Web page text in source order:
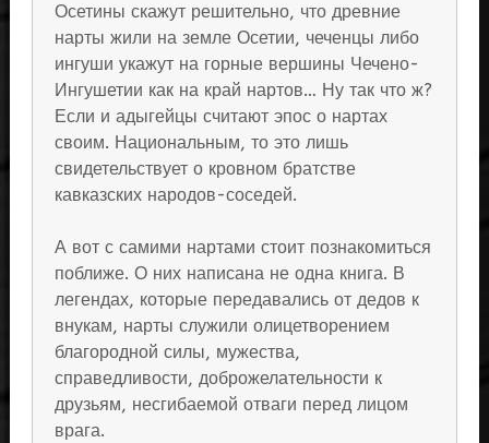
Осетины скажут решительно, что древние
нарты жили на земле Осетии, чеченцы либо
ингуши укажут на горные вершины Чечено-
Ингушетии как на край нартов… Ну так что ж?
Если и адыгейцы считают эпос о нартах
своим. Национальным, то это лишь
свидетельствует о кровном братстве
кавказских народов-соседей.
А вот с самими нартами стоит познакомиться
поближе. О них написана не одна книга. В
легендах, которые передавались от дедов к
внукам, нарты служили олицетворением
благородной силы, мужества,
справедливости, доброжелательности к
друзьям, несгибаемой отваги перед лицом
врага.